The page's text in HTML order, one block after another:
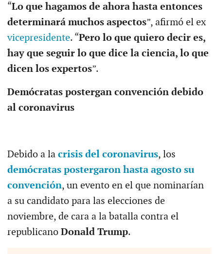
“Lo que hagamos de ahora hasta entonces
determinará muchos aspectos”, afirmó el ex
vicepresidente. “Pero lo que quiero decir es,
hay que seguir lo que dice la ciencia, lo que
dicen los expertos”.
Demócratas postergan convención debido
al coronavirus
Debido a la crisis del coronavirus, los
demócratas postergaron hasta agosto su
convención, un evento en el que nominarían
a su candidato para las elecciones de
noviembre, de cara a la batalla contra el
republicano Donald Trump.